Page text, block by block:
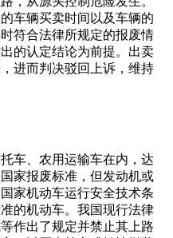
车辆买卖时间以及车辆的
符合法律所规定的报废情
的认定结论为前提。出卖
进而判决驳回上诉，维持
车、农用运输车在内，达
家报废标准，但发动机或
家机动车运行安全技术条
的机动车。我国现行法律
作出了规定并禁止其上路